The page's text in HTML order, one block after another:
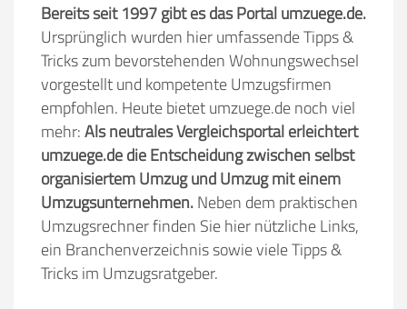
Bereits seit 1997 gibt es das Portal umzuege.de.
Ursprünglich wurden hier umfassende Tipps &
Tricks zum bevorstehenden Wohnungswechsel
vorgestellt und kompetente Umzugsfirmen
empfohlen. Heute bietet umzuege.de noch viel
mehr:Als neutrales Vergleichsportal erleichtert
umzuege.de die Entscheidung zwischen selbst
organisiertem Umzug und Umzug mit einem
Umzugsunternehmen.Neben dem praktischen
Umzugsrechner finden Sie hier nützliche Links,
ein Branchenverzeichnis sowie viele Tipps &
Tricks im Umzugsratgeber.